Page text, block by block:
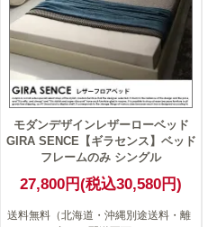
モダンデザインレザーローベッド
GIRA SENCE【ギラセンス】ベッド
フレームのみ シングル
27,800円(税込30,580円)
送料無料（北海道・沖縄別途送料・離